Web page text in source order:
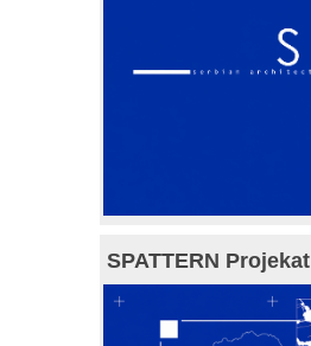
SPATTERN Projekat